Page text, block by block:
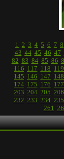
1 2 3 4 5 6 7 8
43 44 45 46 47
82 83 84 85 86
116 117 118 119
145 146 147 148
174 175 176 177
203 204 205 206
232 233 234 235
261